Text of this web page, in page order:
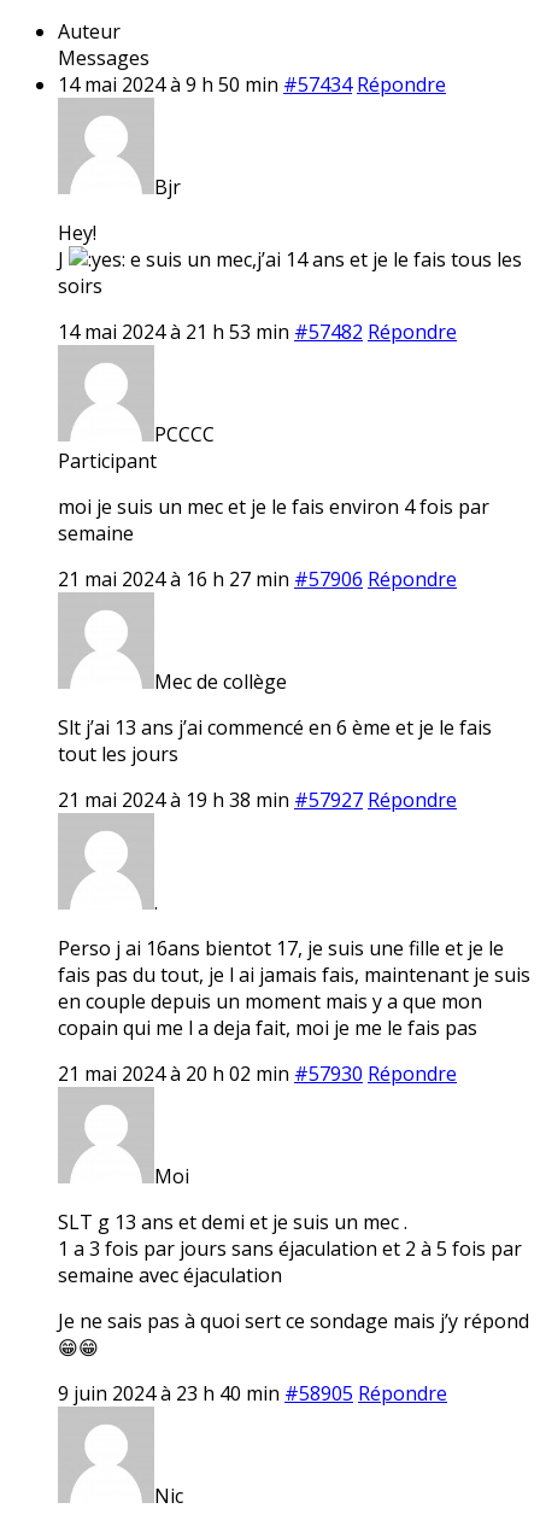
Auteur
Messages
14 mai 2024 à 9 h 50 min #57434 Répondre
Bjr
Hey!
J
e suis un mec,j’ai 14 ans et je le fais tous les
soirs
14 mai 2024 à 21 h 53 min #57482 Répondre
PCCCC
Participant
moi je suis un mec et je le fais environ 4 fois par
semaine
21 mai 2024 à 16 h 27 min #57906 Répondre
Mec de collège
Slt j’ai 13 ans j’ai commencé en 6 ème et je le fais
tout les jours
21 mai 2024 à 19 h 38 min #57927 Répondre
.
Perso j ai 16ans bientot 17, je suis une fille et je le
fais pas du tout, je l ai jamais fais, maintenant je suis
en couple depuis un moment mais y a que mon
copain qui me l a deja fait, moi je me le fais pas
21 mai 2024 à 20 h 02 min #57930 Répondre
Moi
SLT g 13 ans et demi et je suis un mec .
1 a 3 fois par jours sans éjaculation et 2 à 5 fois par
semaine avec éjaculation
Je ne sais pas à quoi sert ce sondage mais j’y répond
😁😁
9 juin 2024 à 23 h 40 min #58905 Répondre
Nic